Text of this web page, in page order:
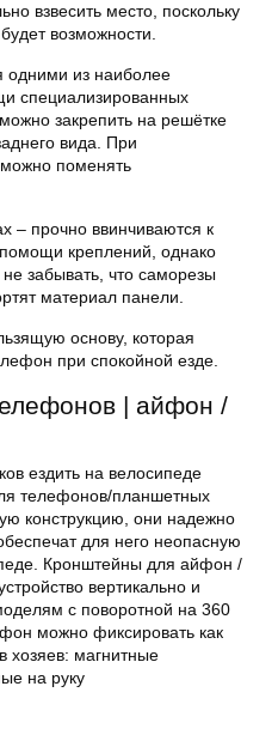
взвесить место, поскольку
возможности.
одними из наиболее
специализированных
закрепить на решётке
вида. При
поменять
– прочно ввинчиваются к
креплений, однако
забывать, что саморезы
материал панели.
основу, которая
при спокойной езде.
| айфон /
ездить на велосипеде
телефонов/планшетных
конструкцию, они надежно
для него неопасную
Кронштейны для айфон /
вертикально и
с поворотной на 360
можно фиксировать как
хозяев: магнитные
на руку